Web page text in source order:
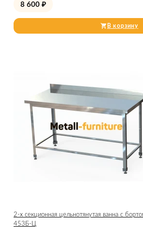
8 600 ₽
В корзину
2-х секционная цельнотянутая ванна с
453Б-Ц